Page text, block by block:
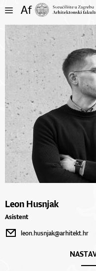
Leon Husnjak
Asistent
leon.husnjak@arhitekt.hr